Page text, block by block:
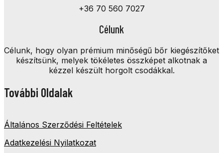
+36 70 560 7027
Célunk
Célunk, hogy olyan prémium minőségű bőr kiegészítőket
készítsünk, melyek tökéletes összképet alkotnak a
kézzel készült horgolt csodákkal.
További Oldalak
Általános Szerződési Feltételek
Adatkezelési Nyilatkozat